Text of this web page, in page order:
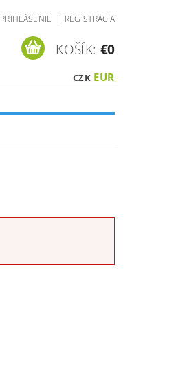
PRIHLÁSENIE | REGISTRÁCIA
CZK EUR
KOŠÍK: €0